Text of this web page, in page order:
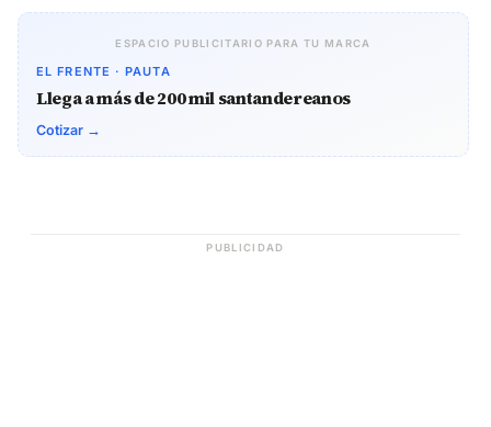
ESPACIO PUBLICITARIO PARA TU MARCA
EL FRENTE · PAUTA
Llega a más de 200 mil santandereanos
Cotizar →
PUBLICIDAD